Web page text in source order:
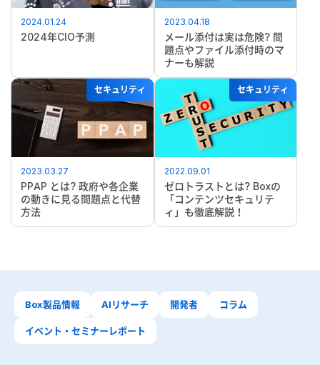
2024.01.24
2024年CIO予測
2023.04.18
メール添付は実は危険? 問
題点やファイル添付時のマ
ナーも解説
セキュリティ
2023.03.27
PPAP とは? 政府や各企業
の動きに見る問題点と代替
方法
セキュリティ
2022.09.01
ゼロトラストとは? Boxの
「コンテンツセキュリテ
ィ」も徹底解説！
Box製品情報 AIリサーチ 開発者 コラム
イベント・セミナーレポート